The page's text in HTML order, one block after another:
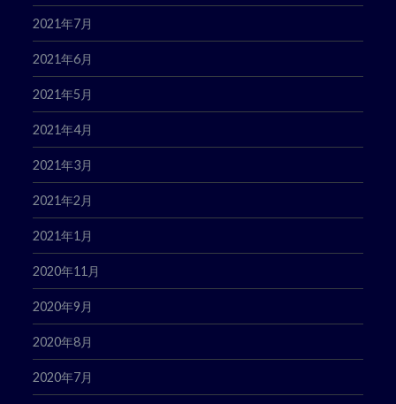
2021年7月
2021年6月
2021年5月
2021年4月
2021年3月
2021年2月
2021年1月
2020年11月
2020年9月
2020年8月
2020年7月